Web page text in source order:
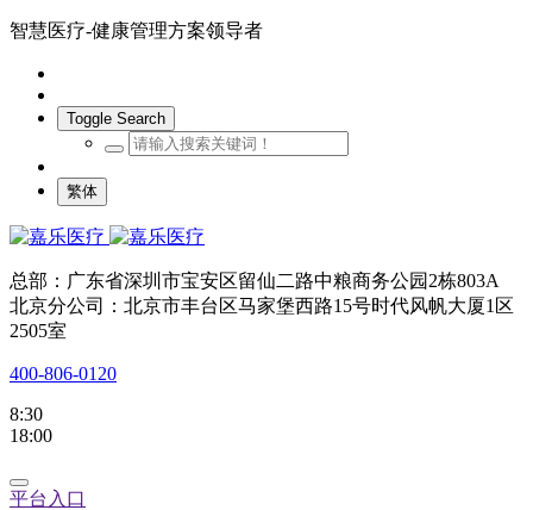
智慧医疗-健康管理方案领导者
Toggle Search
繁体
总部：广东省深圳市宝安区留仙二路中粮商务公园2栋803A
北京分公司：北京市丰台区马家堡西路15号时代风帆大厦1区
2505室
400-806-0120
8:30
18:00
平台入口